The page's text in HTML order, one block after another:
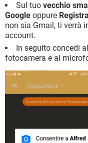
Sul tuo vecchio
Google oppure
non sia Gmail, ti verrà
account.
In seguito concedi
fotocamera e al